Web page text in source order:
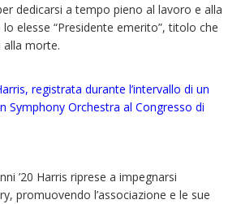
dedicarsi a tempo pieno al lavoro e alla
elesse “Presidente emerito”, titolo che
alla morte.
registrata durante l’intervallo di un
Symphony Orchestra al Congresso di
’20 Harris riprese a impegnarsi
promuovendo l’associazione e le sue